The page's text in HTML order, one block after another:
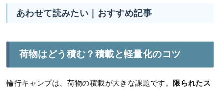
あわせて読みたい｜おすすめ記事
荷物はどう積む？積載と軽量化のコツ
輪行キャンプは、荷物の積載が大きな課題です。 限られたス